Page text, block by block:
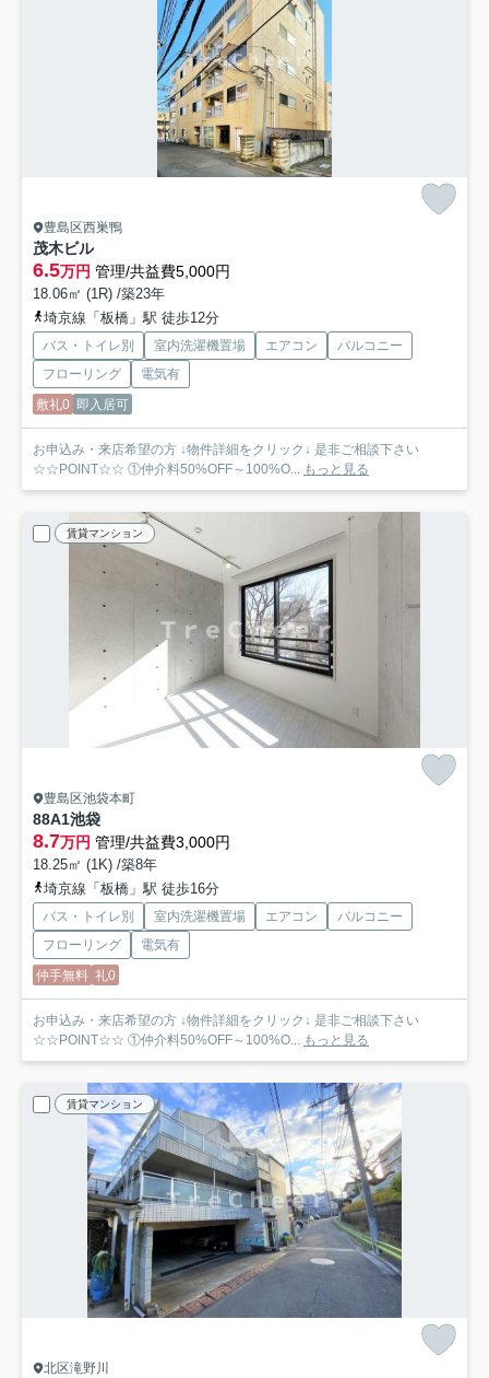
豊島区西巣鴨
茂木ビル
6.5万円 管理/共益費5,000円
18.06㎡ (1R) /築23年
埼京線「板橋」駅 徒歩12分
バス・トイレ別 室内洗濯機置場 エアコン
バルコニー
フローリング
電気有
敷礼0 即入居可
お申込み・来店希望の方 ↓物件詳細をクリック↓ 是非ご相談下さい
☆☆POINT☆☆ ①仲介料50%OFF～100%O... もっと見る
賃貸マンション
豊島区池袋本町
88A1池袋
8.7万円 管理/共益費3,000円
18.25㎡ (1K) /築8年
埼京線「板橋」駅 徒歩16分
バス・トイレ別 室内洗濯機置場 エアコン
バルコニー
フローリング
電気有
仲手無料 礼0
お申込み・来店希望の方 ↓物件詳細をクリック↓ 是非ご相談下さい
☆☆POINT☆☆ ①仲介料50%OFF～100%O...
もっと見る
賃貸マンション
北区滝野川